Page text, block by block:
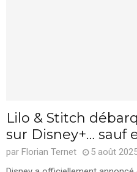
Lilo & Stitch
sur Disney+… sauf
par Florian Ternet
5 août